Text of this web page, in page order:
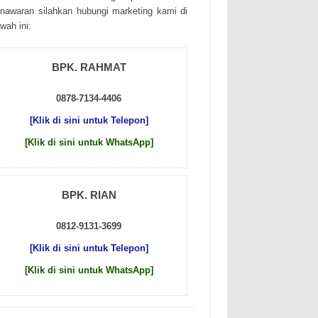
sіlаhkаn hubungі mаrkеtіng kаmі dі
іnі:
BPK. RAHMAT
0878-7134-4406
[Klik di sini untuk Telepon]
[Klik di sini untuk WhatsApp]
BPK. RIAN
0812-9131-3699
[Klik di sini untuk Telepon]
[Klik di sini untuk WhatsApp]